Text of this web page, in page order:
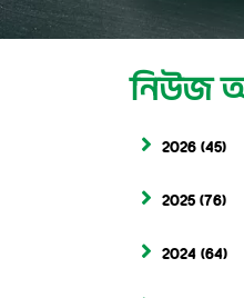
নিউজ
2026 (45)
2025 (76)
2024 (64)